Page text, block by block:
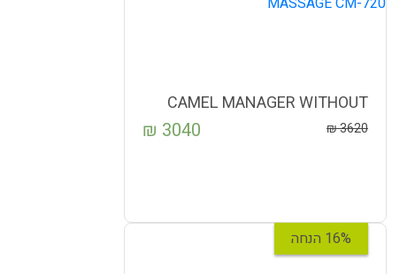
CAMEL MANAGER WITHOUT
MASSAGE CM-720
3620
₪
3040
₪
16% הנחה